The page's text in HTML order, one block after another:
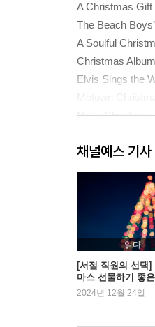
A Christmas
The Beach
A Soulful
Christmas
Elvis Sings the
Natty Christmas
Merry Christmas
Home for
Christmas in
Under the
Cee Lo’s
Wrapped in Red
You Make It
Christmas
Everyday Is
채널예스 기사
읽다
[서점 직원의 선택]
마스 선물하기 좋
2024년 12월 24일